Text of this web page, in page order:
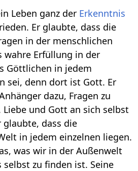
Leben ganz der Erkenntnis
Er glaubte, dass die
in der menschlichen
wahre Erfüllung in der
Göttlichen in jedem
sei, denn dort ist Gott. Er
dazu, Fragen zu
und Gott an sich selbst
glaubte, dass die
in jedem einzelnen liegen.
was wir in der Außenwelt
selbst zu finden ist. Seine